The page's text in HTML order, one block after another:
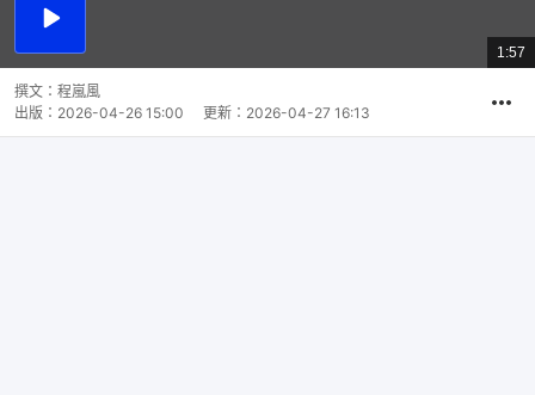
播
片
總
共
1:57
撰文： 程嵐風
出版： 2026-04-26 15:00 更新： 2026-04-27 16:13